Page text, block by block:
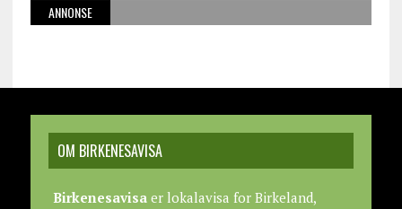
ANNONSE
OM BIRKENESAVISA
Birkenesavisaer lokalavisa for Birkeland,